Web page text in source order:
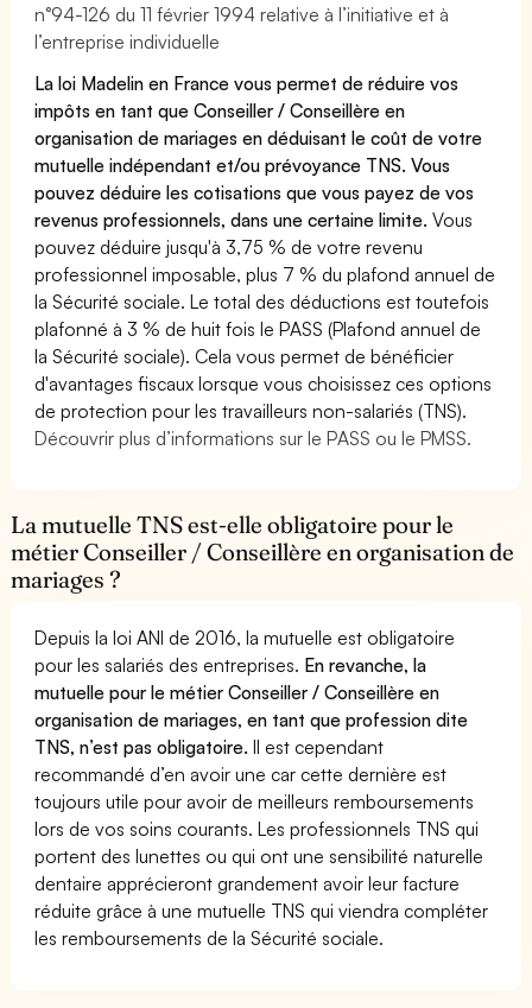
n°94-126 du 11 février 1994 relative à l’initiative et à
l’entreprise individuelle
La loi Madelin en France vous permet de réduire vos
impôts en tant que Conseiller / Conseillère en
organisation de mariages en déduisant le coût de votre
mutuelle indépendant et/ou prévoyance TNS. Vous
pouvez déduire les cotisations que vous payez de vos
revenus professionnels, dans une certaine limite.Vous
pouvez déduire jusqu'à 3,75 % de votre revenu
professionnel imposable, plus 7 % du plafond annuel de
la Sécurité sociale. Le total des déductions est toutefois
plafonné à 3 % de huit fois le PASS (Plafond annuel de
la Sécurité sociale). Cela vous permet de bénéficier
d'avantages fiscaux lorsque vous choisissez ces options
de protection pour les travailleurs non-salariés (TNS).
Découvrir plus d’informations sur le PASS ou le PMSS.
La mutuelle TNS est-elle obligatoire pour le
métier Conseiller / Conseillère en organisation de
mariages ?
Depuis la loi ANI de 2016, la mutuelle est obligatoire
pour les salariés des entreprises. En revanche, la
mutuelle pour le métier Conseiller / Conseillère en
organisation de mariages, en tant que profession dite
TNS, n’est pas obligatoire.Il est cependant
recommandé d’en avoir une car cette dernière est
toujours utile pour avoir de meilleurs remboursements
lors de vos soins courants. Les professionnels TNS qui
portent des lunettes ou qui ont une sensibilité naturelle
dentaire apprécieront grandement avoir leur facture
réduite grâce à une mutuelle TNS qui viendra compléter
les remboursements de la Sécurité sociale.